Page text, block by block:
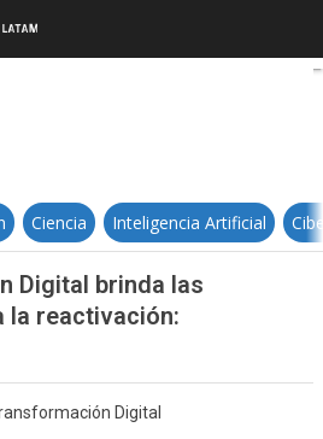
La Transformación Digital brinda
Ciencia Inteligencia Artificial
Digital brinda las
la reactivación:
Digital